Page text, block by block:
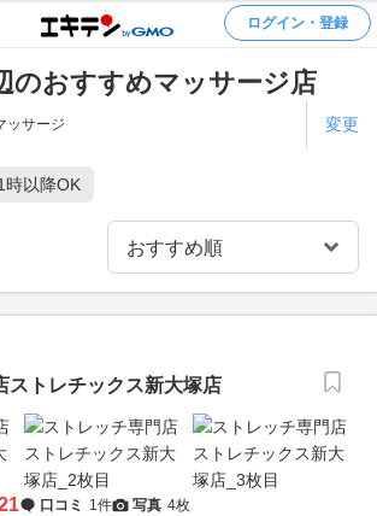
ログイン・登録
のおすすめマッサージ店
ッサージ 変更
時以降OK
ストレチックス新大塚店
口コミ 1件 写真 4枚